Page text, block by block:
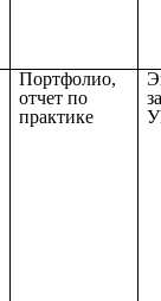
Портфолио,
отчет по
практике